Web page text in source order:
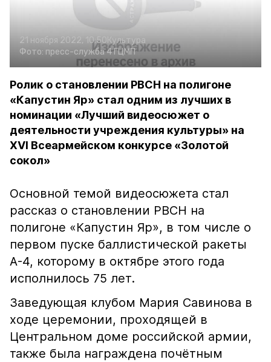
21 ноября 2022, 10:50Культура
Фото: пресс-служба 4 ГЦМП
Ролик о становлении РВСН на полигоне
«Капустин Яр» стал одним из лучших в
номинации «Лучший видеосюжет о
деятельности учреждения культуры» на
XVI Всеармейском конкурсе «Золотой
сокол»
Основной темой видеосюжета стал
рассказ о становлении РВСН на
полигоне «Капустин Яр», в том числе о
первом пуске баллистической ракеты
А-4, которому в октябре этого года
исполнилось 75 лет.
Заведующая клубом Мария Савинова в
ходе церемонии, проходящей в
Центральном доме российской армии,
также была награждена почётным